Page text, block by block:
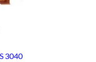
3040